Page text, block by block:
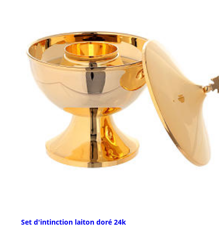
Set d'intinction laiton doré 24k